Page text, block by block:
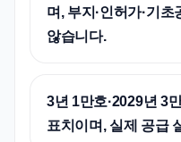
며, 부지·인허가·기
않습니다.
3년 1만호·2029년 3
표치이며, 실제 공급